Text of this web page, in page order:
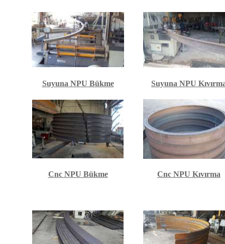
Suyuna NPU Bükme Suyuna NPU
Cnc NPU Bükme Cnc NPU Kıvırma